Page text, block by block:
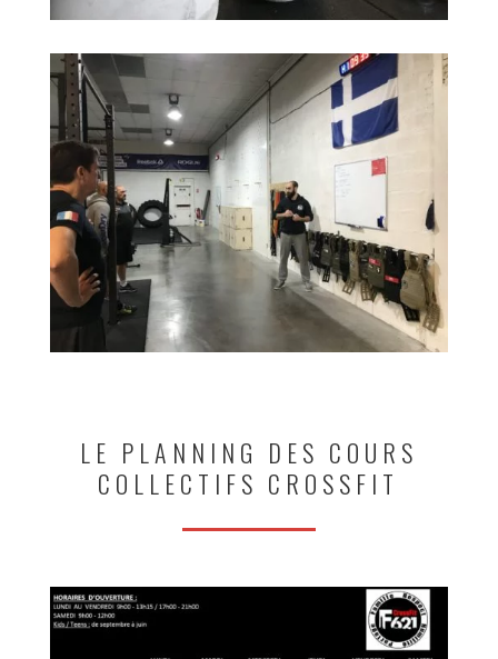
LE PLANNING DES COURS
COLLECTIFS CROSSFIT